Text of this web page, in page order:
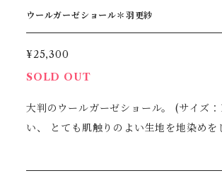
で、 色の出し方や結び方で様々に変化を楽しめます。 ＊すべて手染めゆ
承下さいませ。 ＊ご家庭での手洗いで
ウールガーゼショール＊羽更紗
¥25,300
SOLD OUT
大判のウールガーゼショール。 (サイズ：110×210cm) 生地は薄いですが
い、 とても肌触りのよい生地を地染め
シワもつきにくいため、持ち運びにも適しています。 冷房